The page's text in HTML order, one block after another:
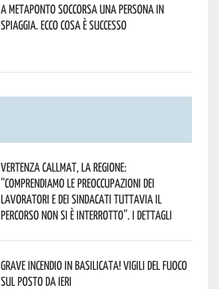
A Metaponto soccorsa una persona in
spiaggia. Ecco cosa è successo
Vertenza CallMat, la Regione:
“comprendiamo le preoccupazioni dei
lavoratori e dei sindacati tuttavia il
percorso non si è interrotto”. I dettagli
Grave incendio in Basilicata! Vigili del fuoco
sul posto da ieri